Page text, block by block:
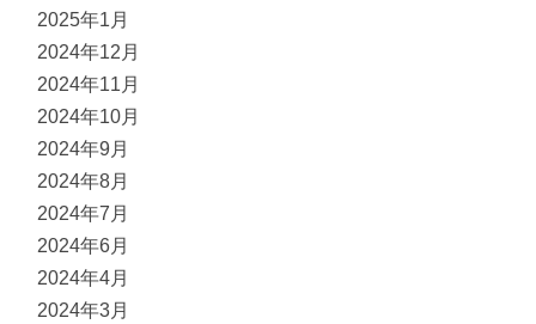
2025年1月
2024年12月
2024年11月
2024年10月
2024年9月
2024年8月
2024年7月
2024年6月
2024年4月
2024年3月